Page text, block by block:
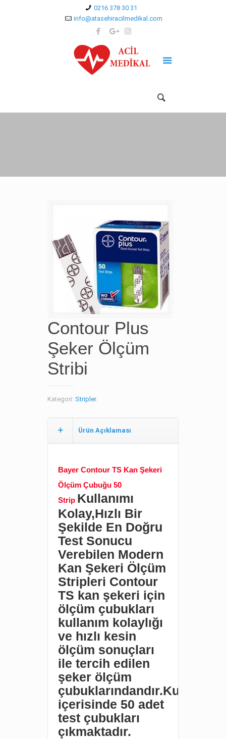
0216 378 30 31
info@atasehiracilmedikal.com
Contour Plus
Şeker Ölçüm
Stribi
Kategori: Stripler.
Ürün Açıklaması
Bayer Contour TS Kan Şekeri
Ölçüm Çubuğu 50
Strip Kullanımı
Kolay,Hızlı Bir
Şekilde En Doğru
Test Sonucu
Verebilen Modern
Kan Şekeri Ölçüm
Stripleri Contour
TS kan şekeri için
ölçüm çubukları
kullanım kolaylığı
ve hızlı kesin
ölçüm sonuçları
ile tercih edilen
şeker ölçüm
çubuklarındandır.Kutu
içerisinde 50 adet
test çubukları
çıkmaktadır.